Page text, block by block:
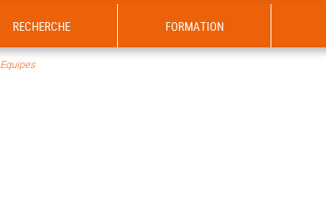
RECHERCHE FORMATION
Equipes